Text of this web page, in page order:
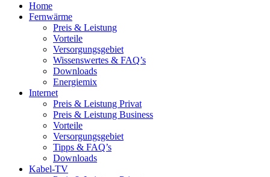
Home
Fernwärme
Preis & Leistung
Vorteile
Versorgungsgebiet
Wissenswertes & FAQ’s
Downloads
Energiemix
Internet
Preis & Leistung Privat
Preis & Leistung Business
Vorteile
Versorgungsgebiet
Tipps & FAQ’s
Downloads
Kabel-TV